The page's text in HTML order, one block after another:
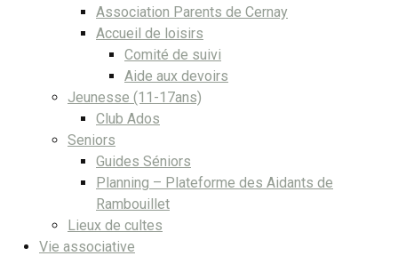
Association Parents de Cernay
Accueil de loisirs
Comité de suivi
Aide aux devoirs
Jeunesse (11-17ans)
Club Ados
Seniors
Guides Séniors
Planning – Plateforme des Aidants de
Rambouillet
Lieux de cultes
Vie associative